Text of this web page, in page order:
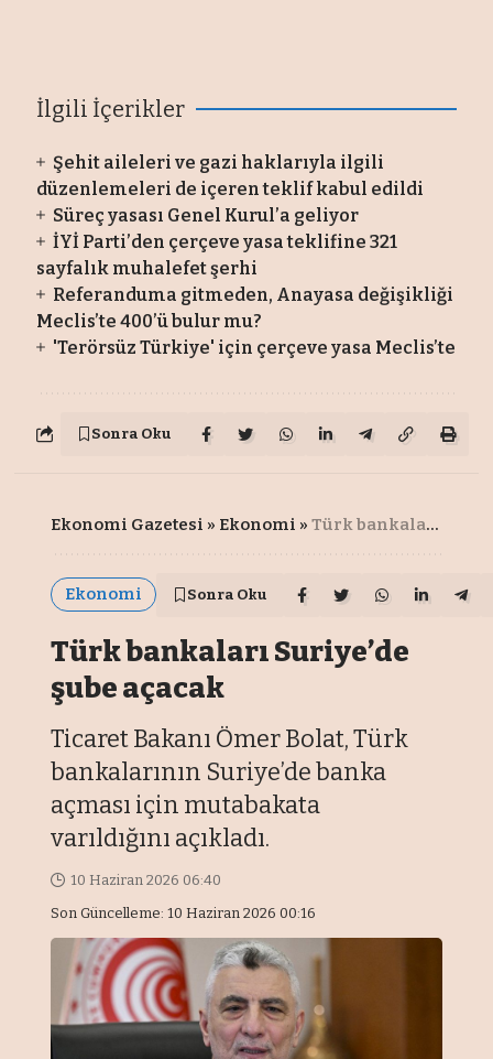
İlgili İçerikler
Şehit aileleri ve gazi haklarıyla ilgili
düzenlemeleri de içeren teklif kabul edildi
Süreç yasası Genel Kurul’a geliyor
İYİ Parti’den çerçeve yasa teklifine 321
sayfalık muhalefet şerhi
Referanduma gitmeden, Anayasa değişikliği
Meclis’te 400’ü bulur mu?
'Terörsüz Türkiye' için çerçeve yasa Meclis’te
Sonra Oku
Ekonomi Gazetesi » Ekonomi »Türk bankaları Suriye’de şube açacak
Ekonomi Sonra Oku
Türk bankaları Suriye’de
şube açacak
Ticaret Bakanı Ömer Bolat, Türk
bankalarının Suriye’de banka
açması için mutabakata
varıldığını açıkladı.
Son Güncelleme: 10 Haziran 2026 00:16
10 Haziran 2026 06:40